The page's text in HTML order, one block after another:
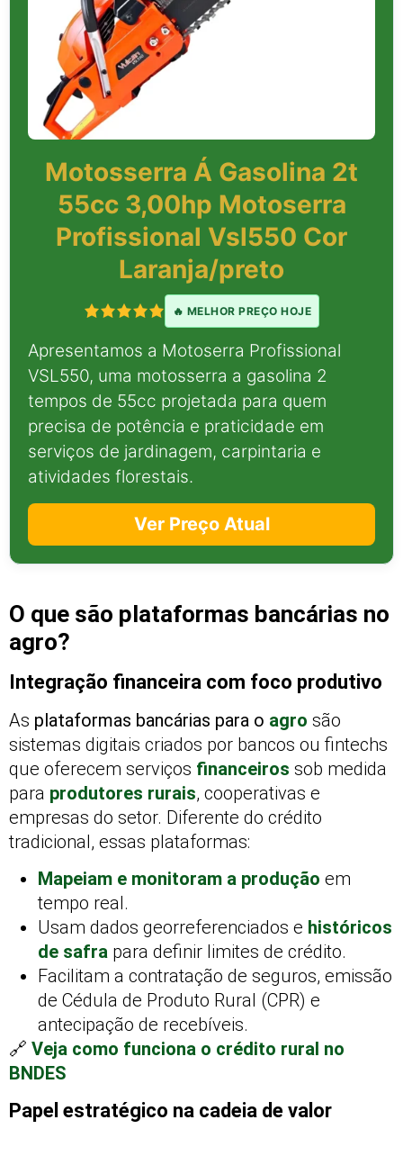
Motosserra Á Gasolina 2t
55cc 3,00hp Motoserra
Profissional Vsl550 Cor
Laranja/preto
🔥 MELHOR PREÇO HOJE
Apresentamos a Motoserra Profissional
VSL550, uma motosserra a gasolina 2
tempos de 55cc projetada para quem
precisa de potência e praticidade em
serviços de jardinagem, carpintaria e
atividades florestais.
Ver Preço Atual
O que são plataformas bancárias no
agro?
Integração financeira com foco produtivo
As plataformas bancárias para o agro são
sistemas digitais criados por bancos ou fintechs
que oferecem serviços financeiros sob medida
para produtores rurais, cooperativas e
empresas do setor. Diferente do crédito
tradicional, essas plataformas:
Mapeiam e monitoram a produção em
tempo real.
Usam dados georreferenciados e históricos
de safra para definir limites de crédito.
Facilitam a contratação de seguros, emissão
de Cédula de Produto Rural (CPR) e
antecipação de recebíveis.
🔗 Veja como funciona o crédito rural no
BNDES
Papel estratégico na cadeia de valor